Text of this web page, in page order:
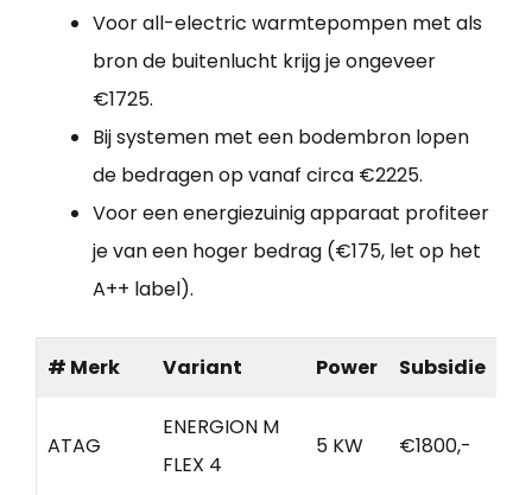
Voor all-electric warmtepompen met als
bron de buitenlucht krijg je ongeveer
€1725.
Bij systemen met een bodembron lopen
de bedragen op vanaf circa €2225.
Voor een energiezuinig apparaat profiteer
je van een hoger bedrag (€175, let op het
A++ label).
# Merk Variant Power Subsidie
ATAG
ENERGION M
FLEX 4
5 KW €1800,-